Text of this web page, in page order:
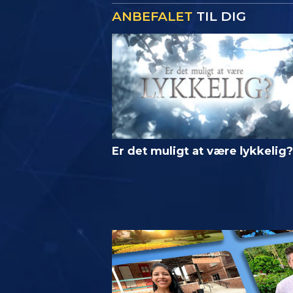
ANBEFALET TIL DIG
Er det muligt at være lykkelig?